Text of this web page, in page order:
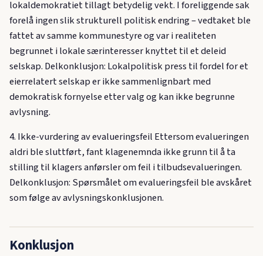
lokaldemokratiet tillagt betydelig vekt. I foreliggende sak
forelå ingen slik strukturell politisk endring – vedtaket ble
fattet av samme kommunestyre og var i realiteten
begrunnet i lokale særinteresser knyttet til et deleid
selskap. Delkonklusjon: Lokalpolitisk press til fordel for et
eierrelatert selskap er ikke sammenlignbart med
demokratisk fornyelse etter valg og kan ikke begrunne
avlysning.
4. Ikke-vurdering av evalueringsfeil Ettersom evalueringen
aldri ble sluttført, fant klagenemnda ikke grunn til å ta
stilling til klagers anførsler om feil i tilbudsevalueringen.
Delkonklusjon: Spørsmålet om evalueringsfeil ble avskåret
som følge av avlysningskonklusjonen.
Konklusjon